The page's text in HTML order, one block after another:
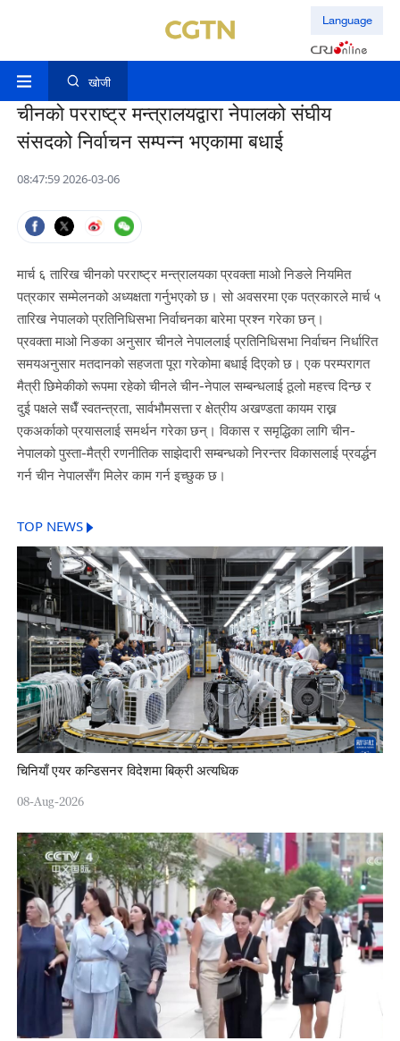
Language
खोजी
चीनको परराष्ट्र मन्त्रालयद्वारा नेपालको संघीय
संसदको निर्वाचन सम्पन्न भएकामा बधाई
08:47:59 2026-03-06
मार्च ६ तारिख चीनको परराष्ट्र मन्त्रालयका प्रवक्ता माओ निङले नियमित
पत्रकार सम्मेलनको अध्यक्षता गर्नुभएको छ। सो अवसरमा एक पत्रकारले मार्च ५
तारिख नेपालको प्रतिनिधिसभा निर्वाचनका बारेमा प्रश्न गरेका छन्।
प्रवक्ता माओ निङका अनुसार चीनले नेपाललाई प्रतिनिधिसभा निर्वाचन निर्धारित
समयअनुसार मतदानको सहजता पूरा गरेकोमा बधाई दिएको छ। एक परम्परागत
मैत्री छिमेकीको रूपमा रहेको चीनले चीन-नेपाल सम्बन्धलाई ठूलो महत्त्व दिन्छ र
दुई पक्षले सधैँ स्वतन्त्रता, सार्वभौमसत्ता र क्षेत्रीय अखण्डता कायम राख्न
एकअर्काको प्रयासलाई समर्थन गरेका छन्। विकास र समृद्धिका लागि चीन-
नेपालको पुस्ता-मैत्री रणनीतिक साझेदारी सम्बन्धको निरन्तर विकासलाई प्रवर्द्धन
गर्न चीन नेपालसँग मिलेर काम गर्न इच्छुक छ।
TOP NEWS
चिनियाँ एयर कन्डिसनर विदेशमा बिक्री अत्यधिक
08-Aug-2026